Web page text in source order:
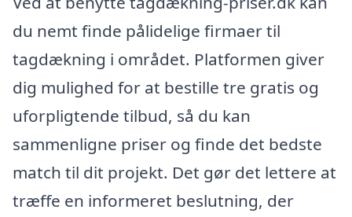
du nemt finde pålidelige firmaer til
tagdækning i området. Platformen giver
dig mulighed for at bestille tre gratis og
uforpligtende tilbud, så du kan
sammenligne priser og finde det bedste
match til dit projekt. Det gør det lettere at
træffe en informeret beslutning, der